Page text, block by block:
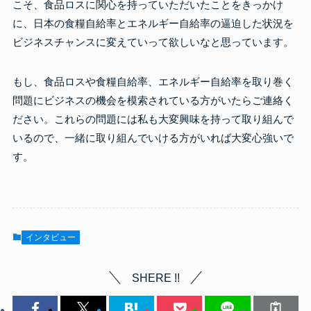
こそ、食品ロスに関心を持っていただいたことをきっかけ
に、日本の食糧自給率とエネルギー自給率の逼迫した状況を
ビジネスチャンスに変えていって欲しいなと思っています。
もし、食品ロスや食糧自給率、エネルギー自給率を取り巻く
問題にビジネスの機会を模索されている方がいたらご連絡く
ださい。これらの問題には私も大変興味を持って取り組んで
いるので、一緒に取り組んでいける方がいれば大変心強いで
す。
インタビュー
SHERE !!